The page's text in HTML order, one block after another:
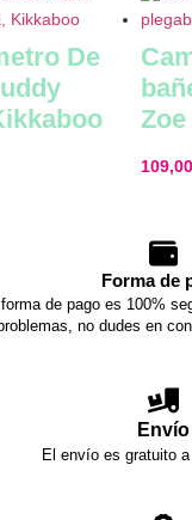
De
Zoe
Forma de
forma de pago es 100%
no dudes en
Envío
El envío es gratuito